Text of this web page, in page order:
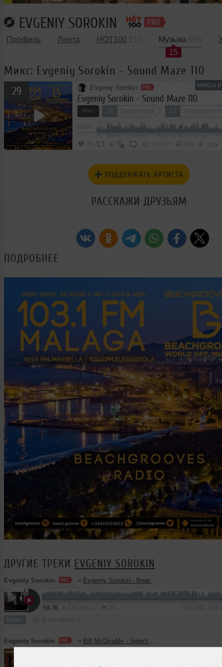
EVGENIY SOROKIN
Профиль Лента HOT100
Музыка
15
Микс: Evgeniy Sorokin - Sound Maze 110
МИКСЫ И
29 Evgeniy Sorokin
Evgeniy Sorokin - Sound Maze 110
Микс Deep House 12 Progressive
Afro House
25 1:00:17 300 </>
ПОДДЕРЖАТЬ АРТИСТА
РАССКАЖИ ДРУЗЬЯМ
ПОДРОБНЕЕ
ДРУГИЕ ТРЕКИ EVGENIY SOROKIN
Evgeniy Sorokin ➝ Evgeniy Sorokin - BeachGrooves Sessions 185
58:36
Микс
Evgeniy Sorokin ➝ Bill McGruddy - Select Radio UK (2026-07-31) (Evgeniy Sorokin Guest Mix)